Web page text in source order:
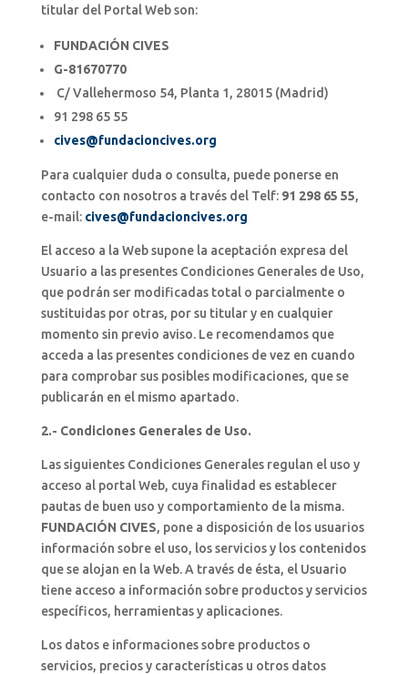
titular del Portal Web son:
FUNDACIÓN CIVES
G-81670770
C/ Vallehermoso 54, Planta 1, 28015 (Madrid)
91 298 65 55
cives@fundacioncives.org
Para cualquier duda o consulta, puede ponerse en
contacto con nosotros a través del Telf:91 298 65 55,
e-mail: cives@fundacioncives.org
El acceso a la Web supone la aceptación expresa del
Usuario a las presentes Condiciones Generales de Uso,
que podrán ser modificadas total o parcialmente o
sustituidas por otras, por su titular y en cualquier
momento sin previo aviso. Le recomendamos que
acceda a las presentes condiciones de vez en cuando
para comprobar sus posibles modificaciones, que se
publicarán en el mismo apartado.
2.- Condiciones Generales de Uso.
Las siguientes Condiciones Generales regulan el uso y
acceso al portal Web, cuya finalidad es establecer
pautas de buen uso y comportamiento de la misma.
FUNDACIÓN CIVES, pone a disposición de los usuarios
información sobre el uso, los servicios y los contenidos
que se alojan en la Web. A través de ésta, el Usuario
tiene acceso a información sobre productos y servicios
específicos, herramientas y aplicaciones.
Los datos e informaciones sobre productos o
servicios, precios y características u otros datos